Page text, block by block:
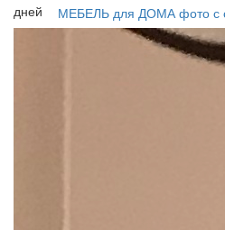
дней
МЕБЕЛЬ для ДОМА фото с